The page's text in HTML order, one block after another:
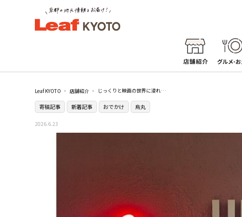
Leaf KYOTO 店舗紹介 じっくりと映画の世界に浸れる魅力的な空間。館内にあるカフェもおすすめ！［アップリンク京都］【寄稿記事】
寄稿記事 新着記事 おでかけ 烏丸
2026.6.23